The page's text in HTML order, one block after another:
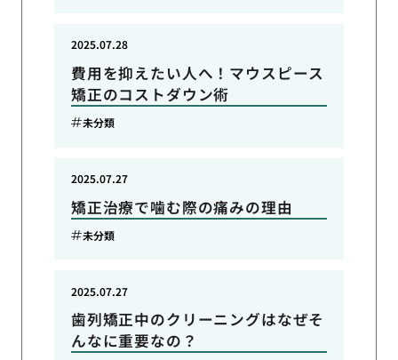
費用を抑えたい人へ！マウスピース
矯正のコストダウン術
2025.07.28
未分類
矯正治療で噛む際の痛みの理由
2025.07.27
未分類
歯列矯正中のクリーニングはなぜそ
んなに重要なの？
2025.07.27